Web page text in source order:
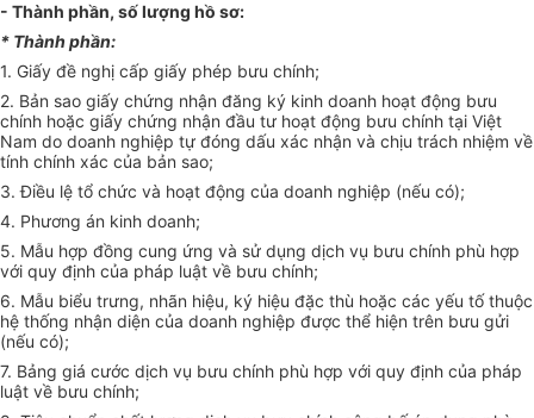
- Thành phần, số lượng hồ sơ:
* Thành phần:
1. Giấy đề nghị cấp giấy phép bưu chính;
2. Bản sao giấy chứng nhận đăng ký kinh doanh hoạt động bưu
chính hoặc giấy chứng nhận đầu tư hoạt động bưu chính tại Việt
Nam do doanh nghiệp tự đóng dấu xác nhận và chịu trách nhiệm về
tính chính xác của bản sao;
3. Điều lệ tổ chức và hoạt động của doanh nghiệp (nếu có);
4. Phương án kinh doanh;
5. Mẫu hợp đồng cung ứng và sử dụng dịch vụ bưu chính phù hợp
với quy định của pháp luật về bưu chính;
6. Mẫu biểu trưng, nhãn hiệu, ký hiệu đặc thù hoặc các yếu tố thuộc
hệ thống nhận diện của doanh nghiệp được thể hiện trên bưu gửi
(nếu có);
7. Bảng giá cước dịch vụ bưu chính phù hợp với quy định của pháp
luật về bưu chính;